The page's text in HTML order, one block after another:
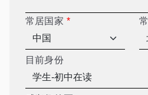
常居国家 *
目前身份